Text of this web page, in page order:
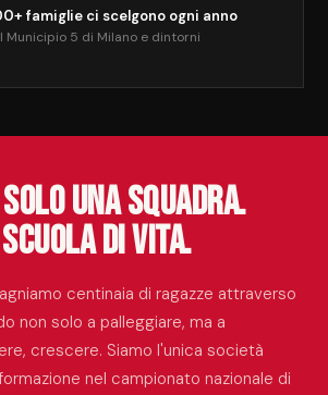
famiglie ci scelgono ogni anno
Municipio 5 di Milano e dintorni
solo una squadra.
scuola di vita.
centinaia di ragazze attraverso
non solo a palleggiare, ma a
crescere. Siamo l'unica società
nel campionato nazionale di